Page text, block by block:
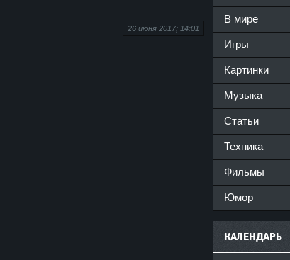
26 июня 2017; 14:01
В мире
Игры
Картинки
Музыка
Статьи
Техника
Фильмы
Юмор
КАЛЕНДАРЬ